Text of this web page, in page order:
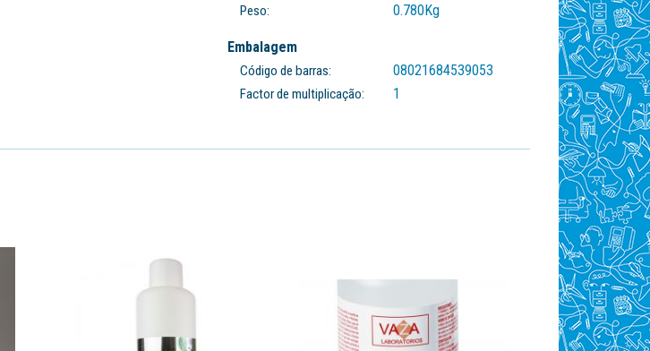
Peso: 0.780Kg
Embalagem
Código de barras: 08021684539053
Factor de multiplicação: 1